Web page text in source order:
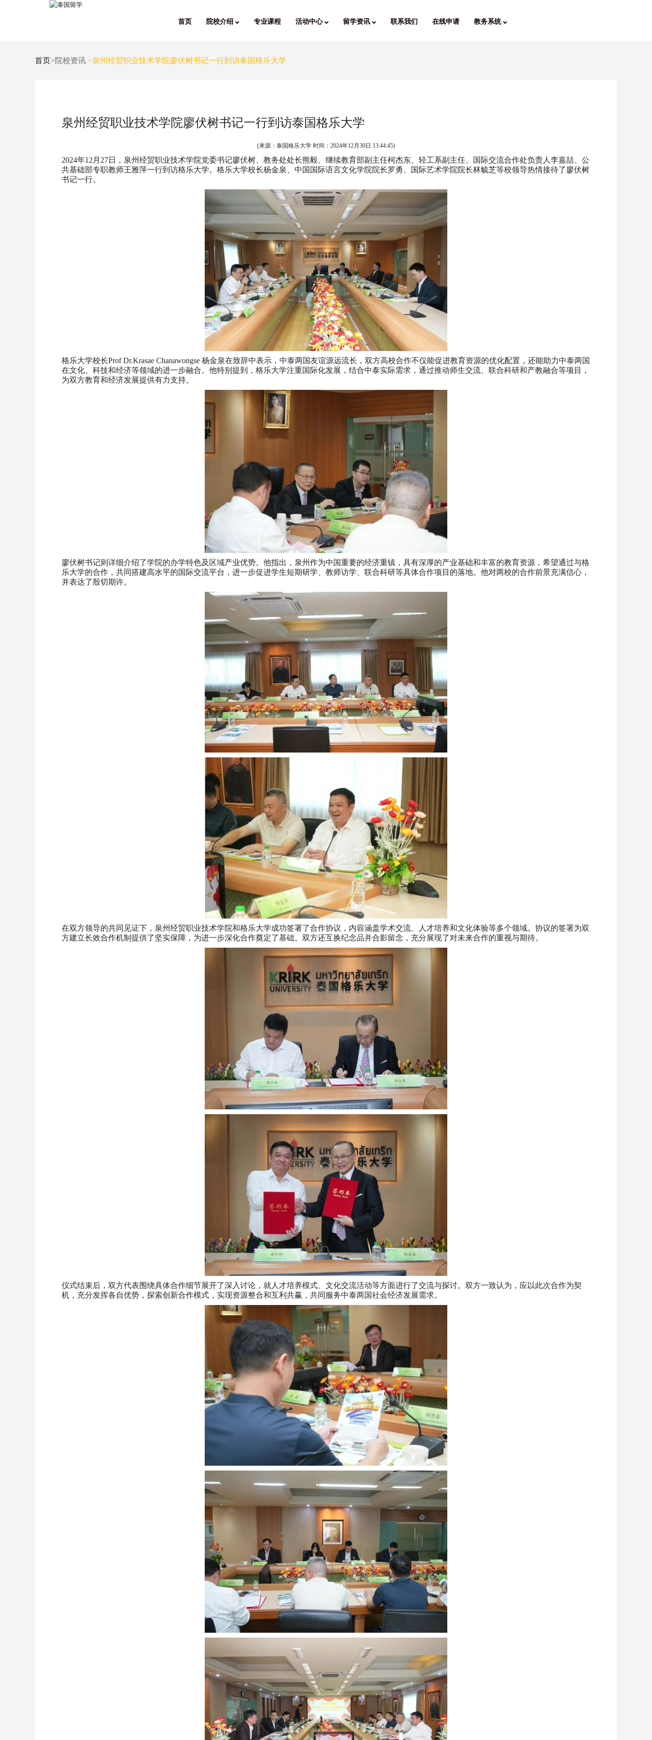
首页 院校介绍 专业课程 活动中心 留学资讯 联系我们 在线申请 教务系统
首页>院校资讯 >泉州经贸职业技术学院廖伏树书记一行到访泰国格乐大学
泉州经贸职业技术学院廖伏树书记一行到访泰国格乐大学
(来源：泰国格乐大学 时间： 2024年12月30日 13:44:45)
2024年12月27日，泉州经贸职业技术学院党委书记廖伏树、教务处处长熊毅、继续教育部副主任柯杰东、轻工系副主任、国际交流合作处负责人李嘉喆、公
共基础部专职教师王雅萍一行到访格乐大学。格乐大学校长杨金泉、中国国际语言文化学院院长罗勇、国际艺术学院院长林毓芝等校领导热情接待了廖伏树
书记一行。
格乐大学校长Prof Dr.Krasae Chanawongse 杨金泉在致辞中表示，中泰两国友谊源远流长，双方高校合作不仅能促进教育资源的优化配置，还能助力中泰两国
在文化、科技和经济等领域的进一步融合。他特别提到，格乐大学注重国际化发展，结合中泰实际需求，通过推动师生交流、联合科研和产教融合等项目，
为双方教育和经济发展提供有力支持。
廖伏树书记则详细介绍了学院的办学特色及区域产业优势。他指出，泉州作为中国重要的经济重镇，具有深厚的产业基础和丰富的教育资源，希望通过与格
乐大学的合作，共同搭建高水平的国际交流平台，进一步促进学生短期研学、教师访学、联合科研等具体合作项目的落地。他对两校的合作前景充满信心，
并表达了殷切期许。
在双方领导的共同见证下，泉州经贸职业技术学院和格乐大学成功签署了合作协议，内容涵盖学术交流、人才培养和文化体验等多个领域。协议的签署为双
方建立长效合作机制提供了坚实保障，为进一步深化合作奠定了基础。双方还互换纪念品并合影留念，充分展现了对未来合作的重视与期待。
仪式结束后，双方代表围绕具体合作细节展开了深入讨论，就人才培养模式、文化交流活动等方面进行了交流与探讨。双方一致认为，应以此次合作为契
机，充分发挥各自优势，探索创新合作模式，实现资源整合和互利共赢，共同服务中泰两国社会经济发展需求。